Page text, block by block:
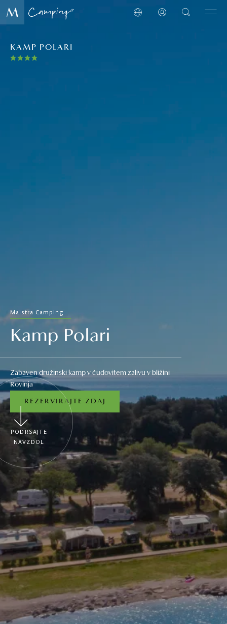
KAMP POLARI
Maistra Camping
Kamp Polari
Zabaven družinski kamp v čudovitem zalivu v bližini
Rovinja
REZERVIRAJTE ZDAJ
PODRSAJTE
NAVZDOL